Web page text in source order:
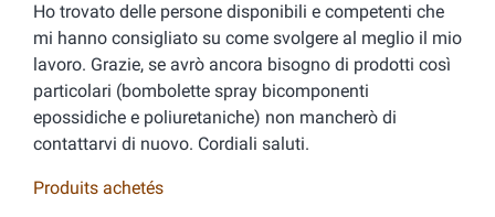
Ho trovato delle persone disponibili e competenti che
mi hanno consigliato su come svolgere al meglio il mio
lavoro. Grazie, se avrò ancora bisogno di prodotti così
particolari (bombolette spray bicomponenti
epossidiche e poliuretaniche) non mancherò di
contattarvi di nuovo. Cordiali saluti.
Produits achetés